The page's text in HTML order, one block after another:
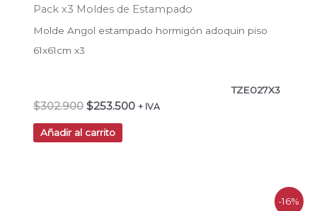
Pack x3 Moldes de Estampado
Molde Angol estampado hormigón adoquin piso
61x61cm x3
TZE027X3
$302.900 $253.500 + IVA
Añadir al carrito
-16%